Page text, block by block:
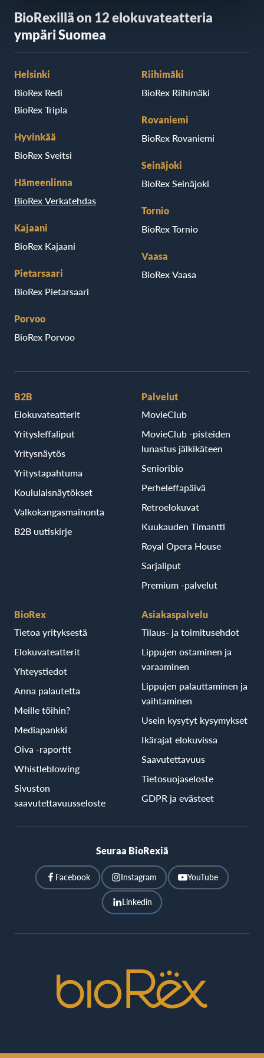
BioRexillä on 12 elokuvateatteria
ympäri Suomea
Helsinki
BioRex Redi
BioRex Tripla
Hyvinkää
BioRex Sveitsi
Hämeenlinna
BioRex Verkatehdas
Kajaani
BioRex Kajaani
Pietarsaari
BioRex Pietarsaari
Porvoo
BioRex Porvoo
Riihimäki
BioRex Riihimäki
Rovaniemi
BioRex Rovaniemi
Seinäjoki
BioRex Seinäjoki
Tornio
BioRex Tornio
Vaasa
BioRex Vaasa
B2B
Elokuvateatterit
Yritysleffaliput
Yritysnäytös
Yritystapahtuma
Koululaisnäytökset
Valkokangasmainonta
B2B uutiskirje
Palvelut
MovieClub
MovieClub -pisteiden
lunastus jälkikäteen
Senioribio
Perheleffapäivä
Retroelokuvat
Kuukauden Timantti
Royal Opera House
Sarjaliput
Premium -palvelut
BioRex
Tietoa yrityksestä
Elokuvateatterit
Yhteystiedot
Anna palautetta
Meille töihin?
Mediapankki
Oiva -raportit
Whistleblowing
Sivuston
saavutettavuusseloste
Asiakaspalvelu
Tilaus- ja toimitusehdot
Lippujen ostaminen ja
varaaminen
Lippujen palauttaminen ja
vaihtaminen
Usein kysytyt kysymykset
Ikärajat elokuvissa
Saavutettavuus
Tietosuojaseloste
GDPR ja evästeet
Seuraa BioRexiä
Facebook Instagram YouTube
Linkedin
Cinemas